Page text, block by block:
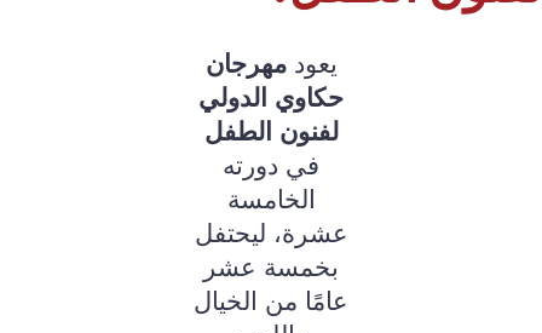
يعود مهرجان
حكاوي الدولي
لفنون الطفل
في دورته
الخامسة
عشرة، ليحتفل
بخمسة عشر
عامًا من الخيال